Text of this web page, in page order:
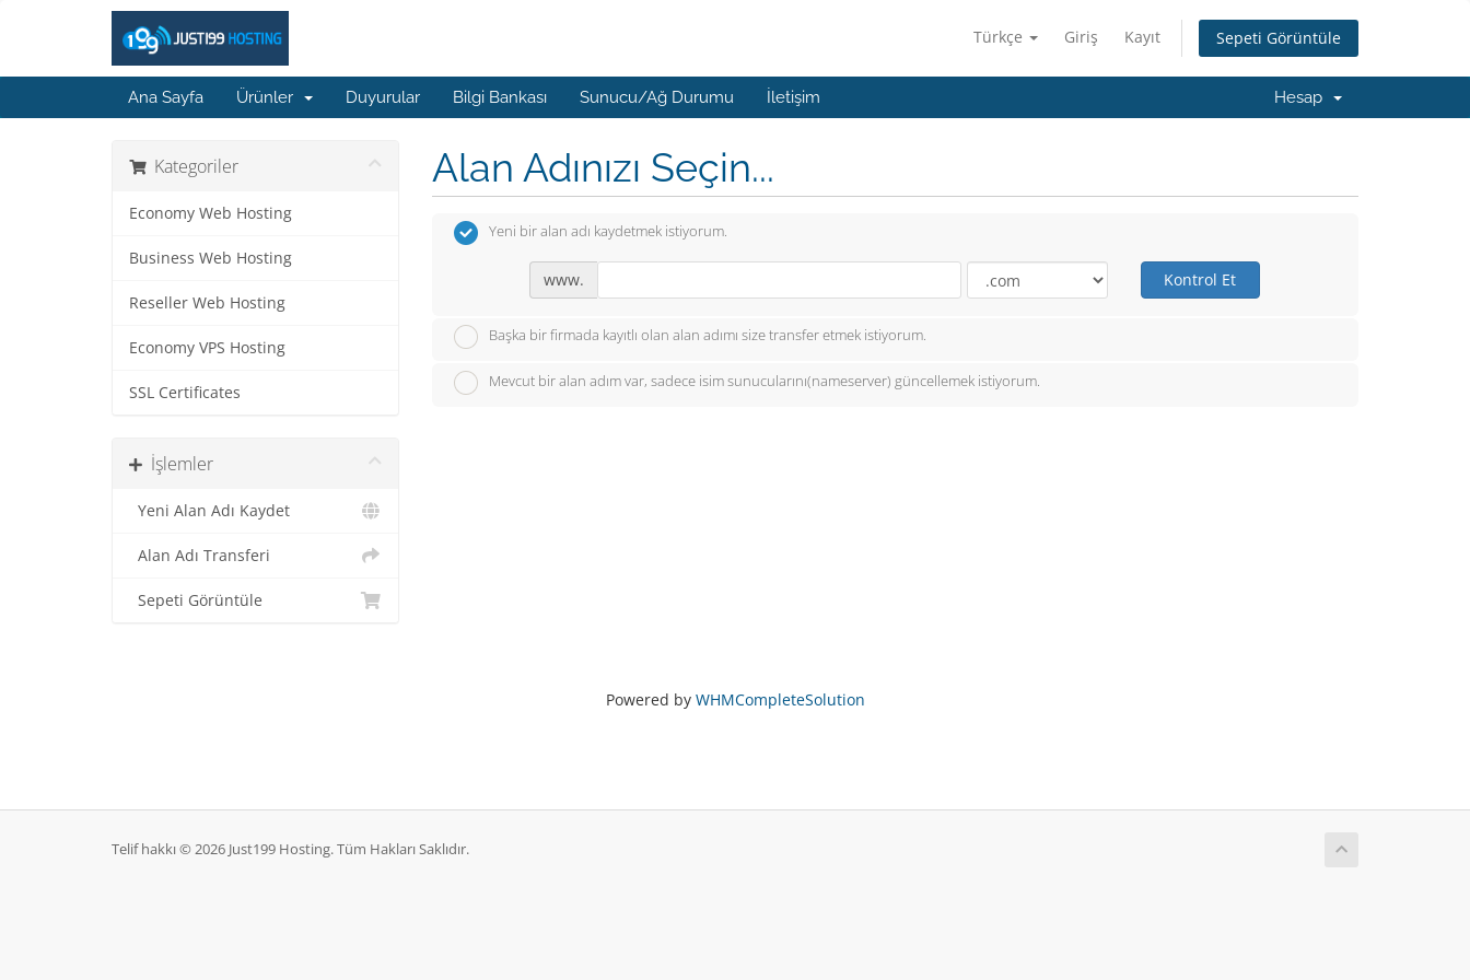
Türkçe Giriş Kayıt Sepeti Görüntüle
Ana Sayfa Ürünler Duyurular Bilgi Bankası Sunucu/Ağ Durumu İletişim Hesap
Kategoriler
Economy Web Hosting
Business Web Hosting
Reseller Web Hosting
Economy VPS Hosting
SSL Certificates
İşlemler
Yeni Alan Adı Kaydet
Alan Adı Transferi
Sepeti Görüntüle
Alan Adınızı Seçin...
Yeni bir alan adı kaydetmek istiyorum.
www. Kontrol Et
Başka bir firmada kayıtlı olan alan adımı size transfer etmek istiyorum.
Mevcut bir alan adım var, sadece isim sunucularını(nameserver) güncellemek istiyorum.
Powered by WHMCompleteSolution
Telif hakkı © 2026 Just199 Hosting. Tüm Hakları Saklıdır.